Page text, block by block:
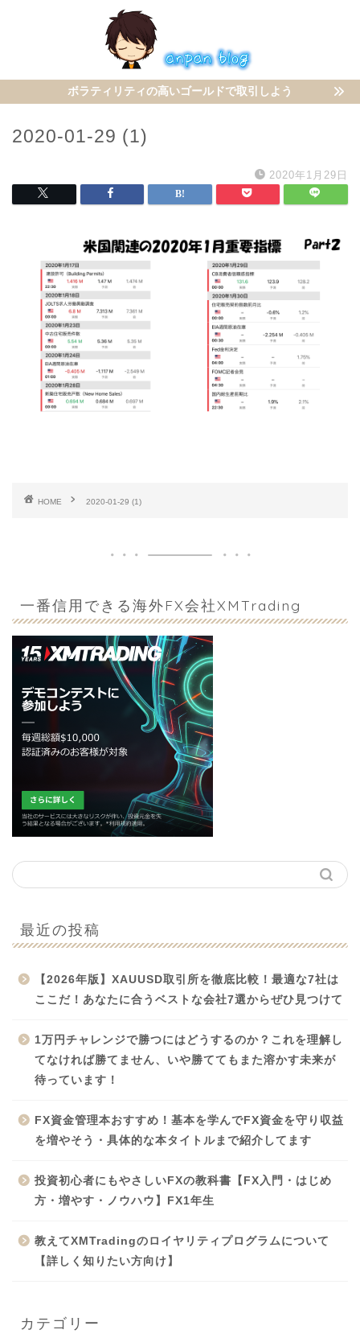
ボラティリティの高いゴールドで取引しよう
2020-01-29 (1)
2020年1月29日
HOME 2020-01-29 (1)
一番信用できる海外FX会社XMTrading
最近の投稿
【2026年版】XAUUSD取引所を徹底比較！最適な7社は
ここだ！あなたに合うベストな会社7選からぜひ見つけて
1万円チャレンジで勝つにはどうするのか？これを理解し
てなければ勝てません、いや勝ててもまた溶かす未来が
待っています！
FX資金管理本おすすめ！基本を学んでFX資金を守り収益
を増やそう・具体的な本タイトルまで紹介してます
投資初心者にもやさしいFXの教科書【FX入門・はじめ
方・増やす・ノウハウ】FX1年生
教えてXMTradingのロイヤリティプログラムについて
【詳しく知りたい方向け】
カテゴリー